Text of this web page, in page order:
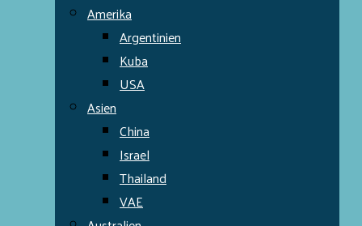
Amerika
Argentinien
Kuba
USA
Asien
China
Israel
Thailand
VAE